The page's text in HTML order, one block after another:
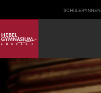
SCHÜLER*INNEN